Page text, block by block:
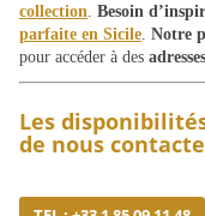
collection. Besoin
parfaite en Sicile. Notre
pour accéder à des
Les
de nous